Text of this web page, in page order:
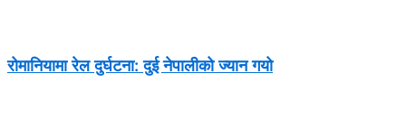
रोमानियामा रेल दुर्घटना: दुई नेपालीको ज्यान गयो